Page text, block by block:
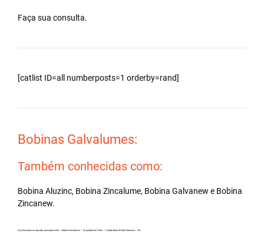
Faça sua consulta.
[catlist ID=all numberposts=1 orderby=rand]
Bobinas Galvalumes:
Também conhecidas como:
Bobina Aluzinc, Bobina Zincalume, Bobina Galvanew e Bobina
Zincanew.
Aço Zincanew no atacado, principalmente – Bobina Galvalume – Importada da China – Cidade Barra de São Francisco – ES.